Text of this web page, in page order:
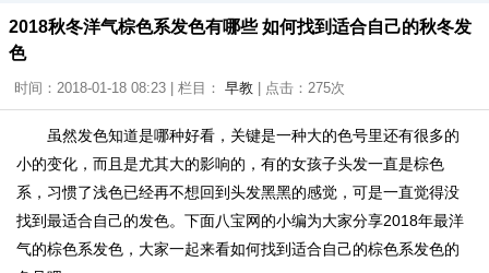
2018秋冬洋气棕色系发色有哪些 如何找到适合自己的秋冬发
色
时间：2018-01-18 08:23 | 栏目： 早教 | 点击： 275次
虽然发色知道是哪种好看，关键是一种大的色号里还有很多的
小的变化，而且是尤其大的影响的，有的女孩子头发一直是棕色
系，习惯了浅色已经再不想回到头发黑黑的感觉，可是一直觉得没
找到最适合自己的发色。下面八宝网的小编为大家分享2018年最洋
气的棕色系发色，大家一起来看如何找到适合自己的棕色系发色的